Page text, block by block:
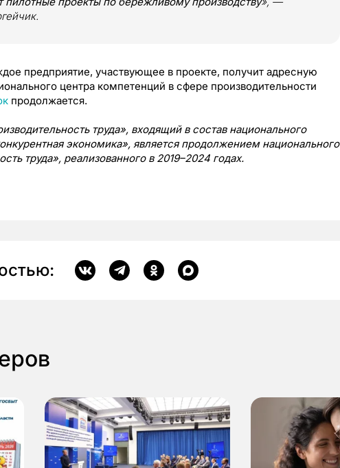
предприятие, участвующее в проекте, получит адресную
центра компетенций в сфере производительности
продолжается.
труда», входящий в состав национального
экономика», является продолжением национального
труда», реализованного в 2019–2024 годах.